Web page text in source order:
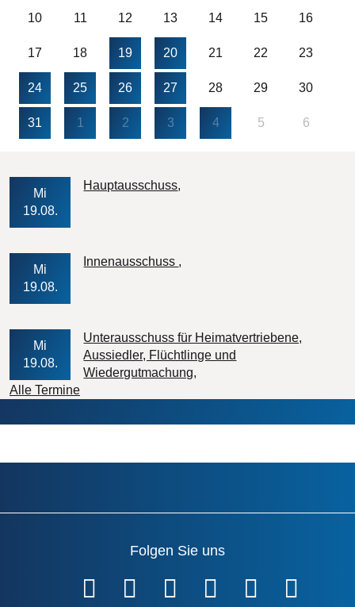
10 11 12 13 14 15 16
17 18 19 20 21 22 23
24 25 26 27 28 29 30
31 1 2 3 4 5 6
Mi
19.08.
Hauptausschuss
Mi
19.08.
Innenausschuss
Mi
19.08.
Unterausschuss für Heimatvertriebene,
Aussiedler, Flüchtlinge und
Wiedergutmachung
Alle Termine
Folgen Sie uns